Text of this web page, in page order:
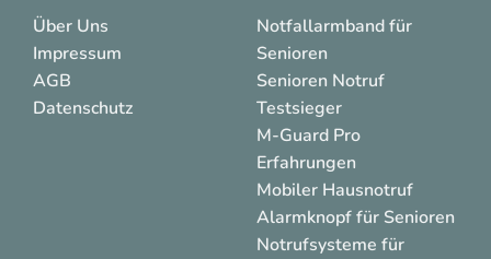
Über Uns
Impressum
AGB
Datenschutz
Notfallarmband für
Senioren
Senioren Notruf
Testsieger
M-Guard Pro
Erfahrungen
Mobiler Hausnotruf
Alarmknopf für Senioren
Notrufsysteme für